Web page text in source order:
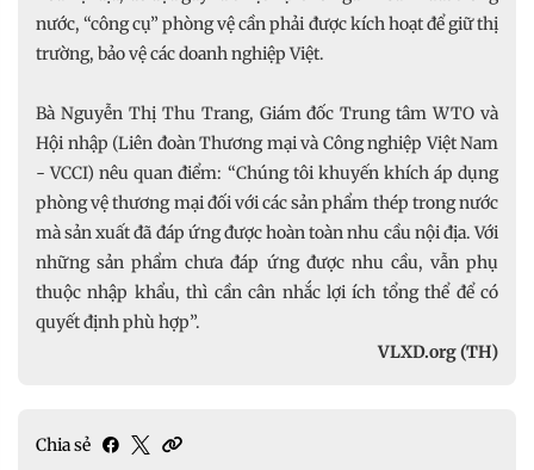
nước, “công cụ” phòng vệ cần phải được kích hoạt để giữ thị
trường, bảo vệ các doanh nghiệp Việt.
Bà Nguyễn Thị Thu Trang, Giám đốc Trung tâm WTO và
Hội nhập (Liên đoàn Thương mại và Công nghiệp Việt Nam
- VCCI) nêu quan điểm: “Chúng tôi khuyến khích áp dụng
phòng vệ thương mại đối với các sản phẩm thép trong nước
mà sản xuất đã đáp ứng được hoàn toàn nhu cầu nội địa. Với
những sản phẩm chưa đáp ứng được nhu cầu, vẫn phụ
thuộc nhập khẩu, thì cần cân nhắc lợi ích tổng thể để có
quyết định phù hợp”.
VLXD.org (TH)
Chia sẻ